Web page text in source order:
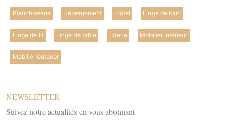
Blanchisserie Hébergement Hôtel Linge de bain
Linge de lit Linge de table Literie Mobilier intérieur
Mobilier outdoor
NEWSLETTER
Suivez notre actualités en vous abonnant